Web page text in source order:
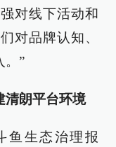
对线下活动和
对品牌认知、
。”
朗平台环境
鱼生态治理报